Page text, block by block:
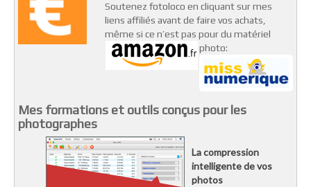
Soutenez fotoloco en cliquant sur mes
liens affiliés avant de faire vos achats,
même si ce n’est pas pour du matériel
photo:
Mes formations et outils conçus pour les
photographes
La compression
intelligente de vos
photos